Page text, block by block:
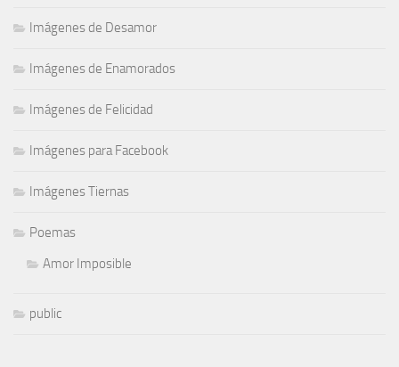
Imágenes de Desamor
Imágenes de Enamorados
Imágenes de Felicidad
Imágenes para Facebook
Imágenes Tiernas
Poemas
Amor Imposible
public